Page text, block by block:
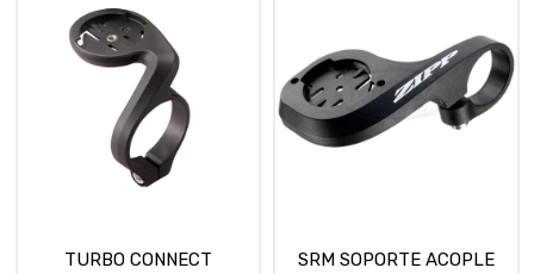
TURBO CONNECT
SRM SOPORTE ACOPLE